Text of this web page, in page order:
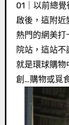
01｜以前總
啟後，這附近
熱門的網美
院站，這站
就是環球購
創…購物或覓